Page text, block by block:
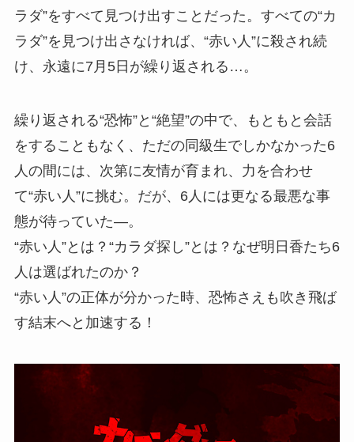
ラダ”をすべて見つけ出すことだった。すべての“カ
ラダ”を見つけ出さなければ、“赤い人”に殺され続
け、永遠に7月5日が繰り返される…。
繰り返される“恐怖”と“絶望”の中で、もともと会話
をすることもなく、ただの同級生でしかなかった6
人の間には、次第に友情が育まれ、力を合わせ
て“赤い人”に挑む。だが、6人には更なる最悪な事
態が待っていた―。
“赤い人”とは？“カラダ探し”とは？なぜ明日香たち6
人は選ばれたのか？
“赤い人”の正体が分かった時、恐怖さえも吹き飛ば
す結末へと加速する！